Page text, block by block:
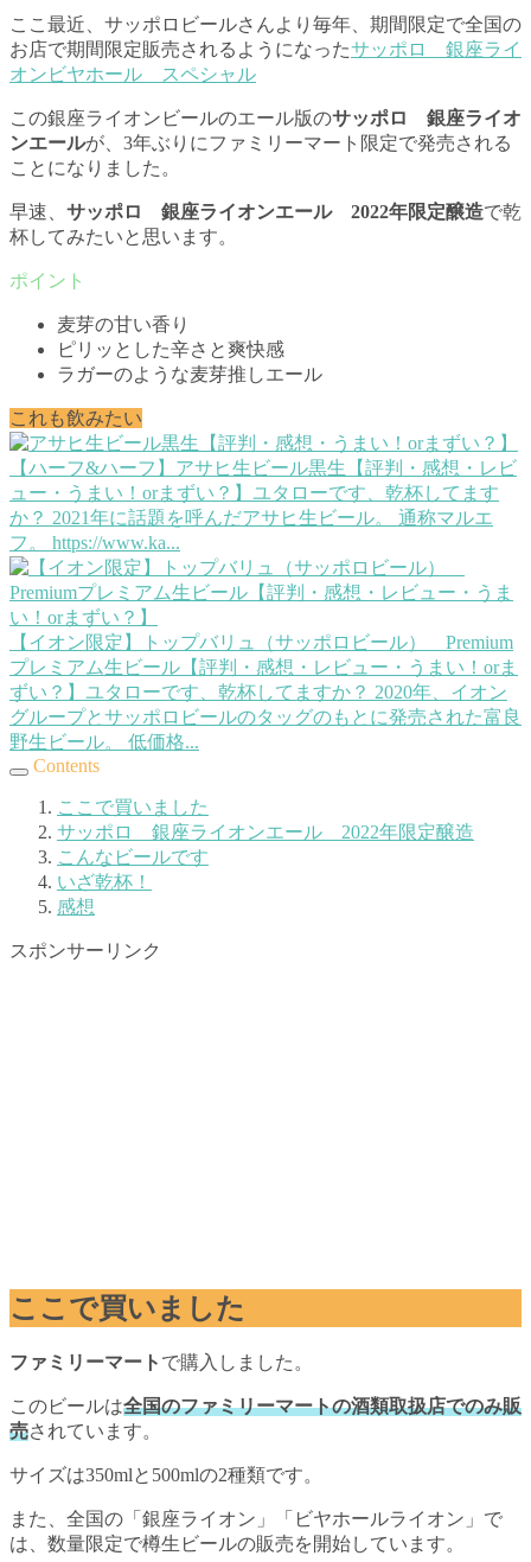
ここ最近、サッポロビールさんより毎年、期間限定で全国の
お店で期間限定販売されるようになったサッポロ 銀座ライ
オンビヤホール スペシャル
この銀座ライオンビールのエール版のサッポロ 銀座ライオ
ンエールが、3年ぶりにファミリーマート限定で発売される
ことになりました。
早速、 サッポロ 銀座ライオンエール 2022年限定醸造で乾
杯してみたいと思います。
麦芽の甘い香り
ピリッとした辛さと爽快感
ラガーのような麦芽推しエール
これも飲みたい
【ハーフ&ハーフ】アサヒ生ビール黒生【評判・感想・レビ
ュー・うまい！orまずい？】 ユタローです、乾杯してます
か？ 2021年に話題を呼んだアサヒ生ビール。 通称マルエ
フ。 https://www.ka...
【イオン限定】トップバリュ（サッポロビール） Premium
プレミアム生ビール【評判・感想・レビュー・うまい！orま
ずい？】 ユタローです、乾杯してますか？ 2020年、イオン
グループとサッポロビールのタッグのもとに発売された富良
野生ビール。 低価格...
Contents
ここで買いました
サッポロ 銀座ライオンエール 2022年限定醸造
こんなビールです
いざ乾杯！
感想
スポンサーリンク
ここで買いました
ファミリーマート で購入しました。
このビールは全国のファミリーマートの酒類取扱店でのみ販
売されています。
サイズは350mlと500mlの2種類です。
また、全国の「銀座ライオン」「ビヤホールライオン」で
は、数量限定で樽生ビールの販売を開始しています。